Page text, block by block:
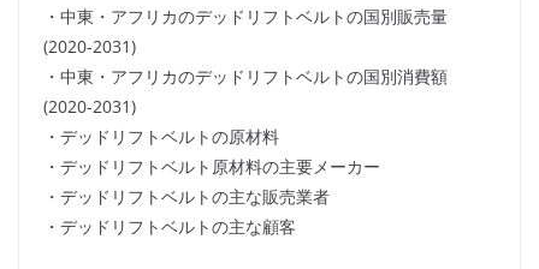
・中東・アフリカのデッドリフトベルトの国別販売量
(2020-2031)
・中東・アフリカのデッドリフトベルトの国別消費額
(2020-2031)
・デッドリフトベルトの原材料
・デッドリフトベルト原材料の主要メーカー
・デッドリフトベルトの主な販売業者
・デッドリフトベルトの主な顧客